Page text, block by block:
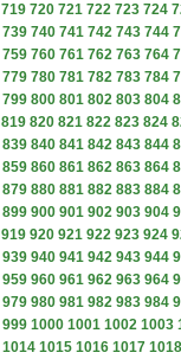
719 720 721 722 723 724
739 740 741 742 743 744
759 760 761 762 763 764
779 780 781 782 783 784
799 800 801 802 803 804
819 820 821 822 823 824
839 840 841 842 843 844
859 860 861 862 863 864
879 880 881 882 883 884
899 900 901 902 903 904
919 920 921 922 923 924
939 940 941 942 943 944
959 960 961 962 963 964
979 980 981 982 983 984
999 1000 1001 1002 1003
1014 1015 1016 1017 1018